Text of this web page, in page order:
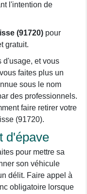
l'intention de
(91720) pour
gratuit.
d'usage, et vous
faites plus un
sous le nom
des professionnels.
faire retirer votre
(91720).
d'épave
pour mettre sa
son véhicule
délit. Faire appel à
obligatoire lorsque